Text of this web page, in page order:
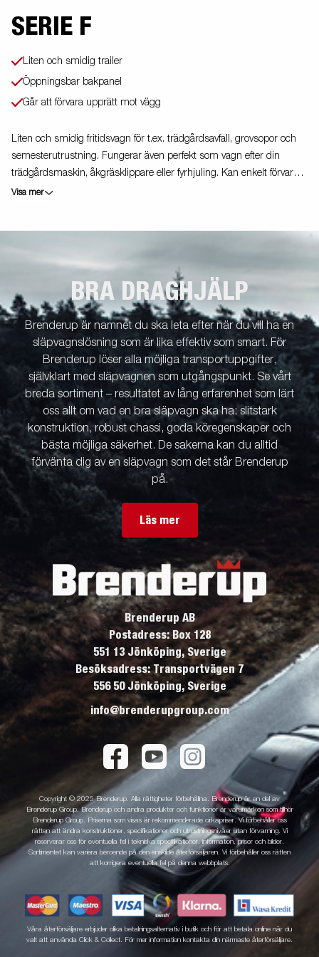
SERIE F
Liten och smidig trailer
Öppningsbar bakpanel
Går att förvara upprätt mot vägg
Liten och smidig fritidsvagn för t.ex. trädgårdsavfall, grovsopor och
semesterutrustning. Fungerar även perfekt som vagn efter din
trädgårdsmaskin, åkgräsklippare eller fyrhjuling. Kan enkelt förvaras
uppställd mot vägg eller staket. Vagnen på bilden kan vara
Visa mer
BRA DRAGHJÄLP
Brenderup är namnet du ska leta efter när du vill ha en
släpvagnslösning som är lika effektiv som smart. För
Brenderup löser alla möjliga transportuppgifter,
självklart med släpvagnen som utgångspunkt. Se vårt
breda sortiment – resultatet av lång erfarenhet som lärt
oss allt om vad en bra släpvagn ska ha: slitstark
konstruktion, robust chassi, goda köregenskaper och
bästa möjliga säkerhet. De sakerna kan du alltid
förvänta dig av en släpvagn som det står Brenderup
på.
Läs mer
Brenderup AB
Postadress: Box 128
551 13 Jönköping, Sverige
Besöksadress: Transportvägen 7
556 50 Jönköping, Sverige
info@brenderupgroup.com
Copyright © 2025 Brenderup. Alla rättigheter förbehållna. Brenderup är en del av
Brenderup Group. Brenderup och andra produkter och funktioner är varumärken som tillhör
Brenderup Group. Priserna som visas är rekommenderade cirkapriser. Vi förbehåller oss
rätten att ändra konstruktioner, specifikationer och utrustningsnivåer utan förvarning. Vi
reserverar oss för eventuella fel i tekniska specifikationer, information, priser och bilder.
Sortimentet kan variera beroende på den enskilde återförsäljaren. Vi förbehåller oss rätten
att korrigera eventuella fel på denna webbplats.
Våra återförsäljare erbjuder olika betalningsalternativ i butik och för att betala online när du
valt att använda Click & Collect. För mer information kontakta din närmaste återförsäljare.